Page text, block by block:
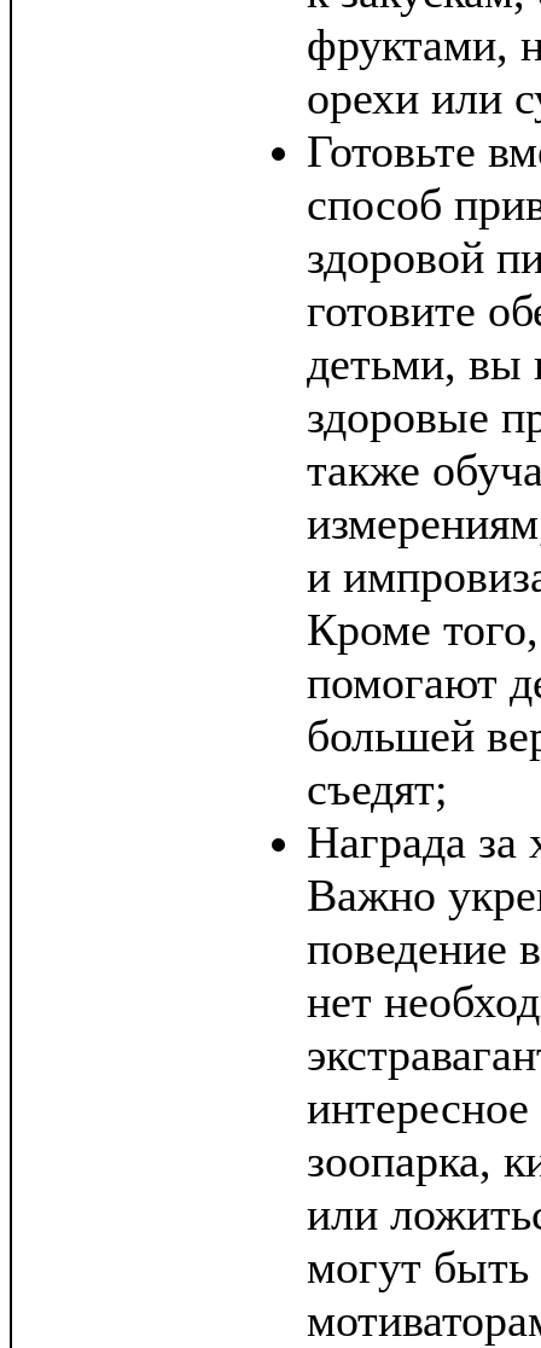
фруктами,
орехи или
Готовьте
способ
здоровой
готовите
детьми, вы
здоровые
также
и
Кроме
помогают
большей
съедят;
Награда за
Важно
поведение
нет
зоопарка,
или
могут